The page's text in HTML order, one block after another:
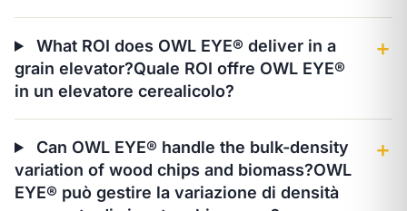
What ROI does OWL EYE® deliver in a
grain elevator?Quale ROI offre OWL EYE®
in un elevatore cerealicolo?
＋
Can OWL EYE® handle the bulk-density
variation of wood chips and biomass?OWL
EYE® può gestire la variazione di densità
＋